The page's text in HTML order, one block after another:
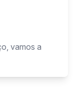
vamos a